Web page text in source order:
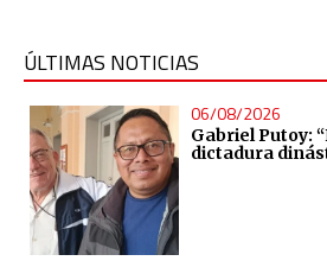
ÚLTIMAS NOTICIAS
06/08/2026
Gabriel Putoy:
dictadura